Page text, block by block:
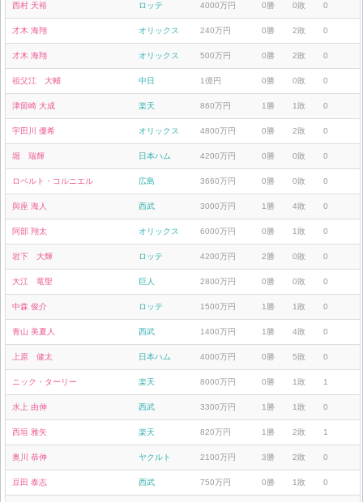
西村 天裕 ロッテ 4000万円 0勝 0敗 0
才木 海翔 オリックス 240万円 0勝 2敗 0
才木 海翔 オリックス 500万円 0勝 2敗 0
祖父江 大輔 中日 1億円 0勝 0敗 0
津留崎 大成 楽天 860万円 1勝 1敗 0
宇田川 優希 オリックス 4800万円 0勝 2敗 0
堀 瑞輝 日本ハム 4200万円 0勝 0敗 0
ロベルト・コルニエル 広島 3660万円 0勝 0敗 0
與座 海人 西武 3000万円 1勝 4敗 0
阿部 翔太 オリックス 6000万円 0勝 1敗 0
岩下 大輝 ロッテ 4200万円 2勝 0敗 0
大江 竜聖 巨人 2800万円 0勝 0敗 0
中森 俊介 ロッテ 1500万円 1勝 1敗 0
青山 美夏人 西武 1400万円 1勝 4敗 0
上原 健太 日本ハム 4000万円 0勝 5敗 0
ニック・ターリー 楽天 8000万円 0勝 1敗 1
水上 由伸 西武 3300万円 1勝 1敗 0
西垣 雅矢 楽天 820万円 1勝 2敗 1
奥川 恭伸 ヤクルト 2100万円 3勝 2敗 0
豆田 泰志 西武 750万円 0勝 1敗 0